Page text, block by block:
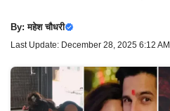
By:महेश चौधरी
Last Update: December 28, 2025 6:12 AM